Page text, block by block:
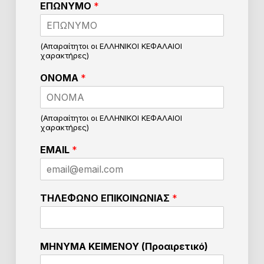
ΕΠΩΝΥΜΟ *
(Απαραίτητοι οι ΕΛΛΗΝΙΚΟΙ ΚΕΦΑΛΑΙΟΙ
χαρακτήρες)
ΟΝΟΜΑ *
(Απαραίτητοι οι ΕΛΛΗΝΙΚΟΙ ΚΕΦΑΛΑΙΟΙ
χαρακτήρες)
π
ο
ο
δ
α
ω
EMAIL *
ΤΗΛΕΦΩΝΟ ΕΠΙΚΟΙΝΩΝΙΑΣ *
ΜΗΝΥΜΑ ΚΕΙΜΕΝΟΥ (Προαιρετικό)